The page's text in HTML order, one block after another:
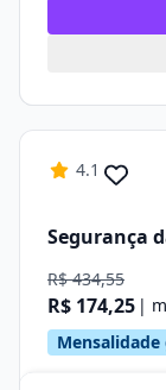
4.1
Segurança
R$ 434,55
R$ 174,25 |